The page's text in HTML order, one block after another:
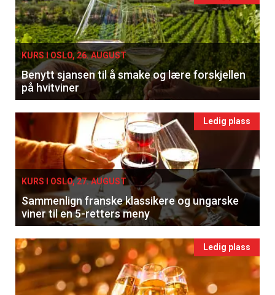
KURS I OSLO, 26. AUGUST
Benytt sjansen til å smake og lære forskjellen
på hvitviner
Ledig plass
KURS I OSLO, 27. AUGUST
Sammenlign franske klassikere og ungarske
viner til en 5-retters meny
Ledig plass